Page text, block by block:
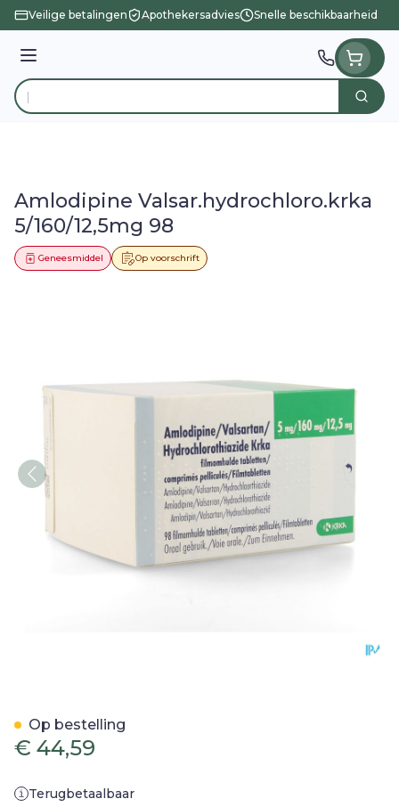
Ga naar de inhoud
Veilige betalingen Apothekersadvies Snelle beschikbaarheid
Menu
Product, merk, categorie... Zoek
Amlodipine Valsar.hydrochloro.krka
5/160/12,5mg 98
Op voorschrift
Geneesmiddel
€ 44,59
Terugbetaalbaar
Op bestelling